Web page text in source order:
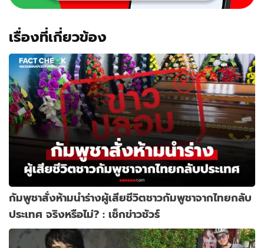
เรื่องที่เกี่ยวข้อง
กัมพูชาสั่งห้ามนำร่างผู้เสียชีวิตชาวกัมพูชาจากไทยกลับ
ประเทศ จริงหรือไม่? : เช็กข่าวชัวร์